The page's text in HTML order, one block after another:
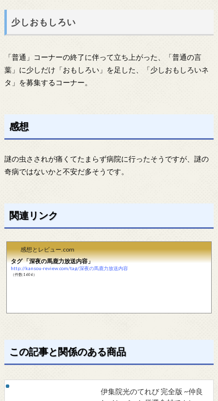
少しおもしろい
「普通」コーナーの終了に伴って立ち上がった、「普通の言
葉」に少しだけ「おもしろい」を足した、「少しおもしろいネ
タ」を募集するコーナー。
感想
謎の虫さされが痛くてたまらず病院に行ったそうですが、謎の
奇病ではないかと不安だ多そうです。
関連リンク
感想とレビュー.com
タグ 「深夜の馬鹿力放送内容」
http://kansou-review.com/tag/深夜の馬鹿力放送内容
（件数:1606）
この記事と関係のある商品
伊集院光のてれび 完全版 ~仲良